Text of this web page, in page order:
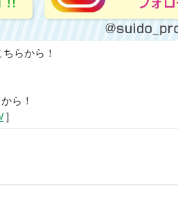
らから！
ら！
]